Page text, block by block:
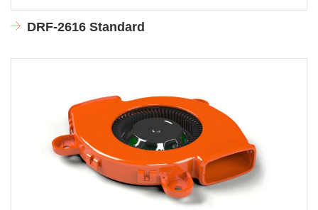
DRF-2616 Standard